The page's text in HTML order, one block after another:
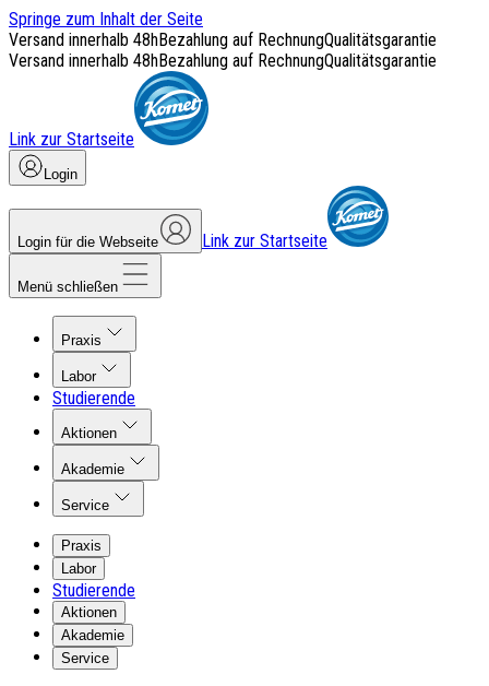
Springe zum Inhalt der Seite
Versand innerhalb 48hBezahlung auf RechnungQualitätsgarantie
Versand innerhalb 48hBezahlung auf RechnungQualitätsgarantie
Link zur Startseite
Login
Login für die Webseite Link zur Startseite
Menü schließen
Praxis
Labor
Studierende
Aktionen
Akademie
Service
Praxis
Labor
Studierende
Aktionen
Akademie
Service